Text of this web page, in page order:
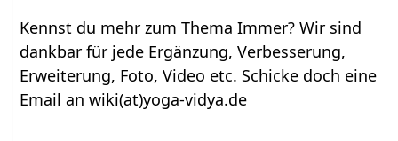
Kennst du mehr zum Thema Immer‏‎? Wir sind
dankbar für jede Ergänzung, Verbesserung,
Erweiterung, Foto, Video etc. Schicke doch eine
Email an wiki(at)yoga-vidya.de